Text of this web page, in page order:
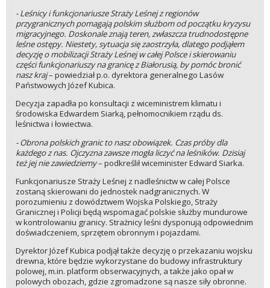
- Leśnicy i funkcjonariusze Straży Leśnej z regionów
przygranicznych pomagają polskim służbom od początku kryzysu
migracyjnego. Doskonale znają teren, zwłaszcza trudnodostępne
leśne ostępy. Niestety, sytuacja się zaostrzyła, dlatego podjąłem
decyzję o mobilizacji Straży Leśnej w całej Polsce i skierowaniu
części funkcjonariuszy na granicę z Białorusią, by pomóc bronić
nasz kraj– powiedział p.o. dyrektora generalnego Lasów
Państwowych Józef Kubica.
Decyzja zapadła po konsultacji z wiceministrem klimatu i
środowiska Edwardem Siarką, pełnomocnikiem rządu ds.
leśnictwa i łowiectwa.
- Obrona polskich granic to nasz obowiązek. Czas próby dla
każdego z nas. Ojczyzna zawsze mogła liczyć na leśników. Dzisiaj
też jej nie zawiedziemy– podkreślił wiceminister Edward Siarka.
Funkcjonariusze Straży Leśnej z nadleśnictw w całej Polsce
zostaną skierowani do jednostek nadgranicznych. W
porozumieniu z dowództwem Wojska Polskiego, Straży
Granicznej i Policji będą wspomagać polskie służby mundurowe
w kontrolowaniu granicy. Strażnicy leśni dysponują odpowiednim
doświadczeniem, sprzętem obronnym i pojazdami.
Dyrektor Józef Kubica podjął także decyzję o przekazaniu wojsku
drewna, które będzie wykorzystane do budowy infrastruktury
polowej, m.in. platform obserwacyjnych, a także jako opał w
polowych obozach, gdzie zgromadzone są nasze siły obronne.